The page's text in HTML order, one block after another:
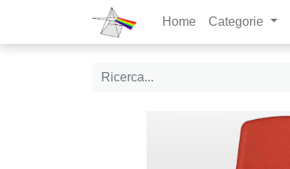
Home Categorie